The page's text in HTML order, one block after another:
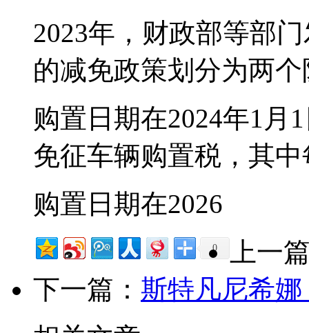
2023年，财政部等部
的减免政策划分为两
购置日期在2024年1月
免征车辆购置税，其
购置日期在2026
0
上一
下一篇： 斯特凡尼希